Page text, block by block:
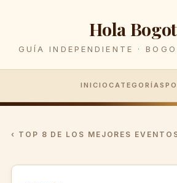
Hola
GUÍA INDEPENDIENTE ·
INICIO CATEGORÍAS
‹ TOP 8 DE LOS MEJORES